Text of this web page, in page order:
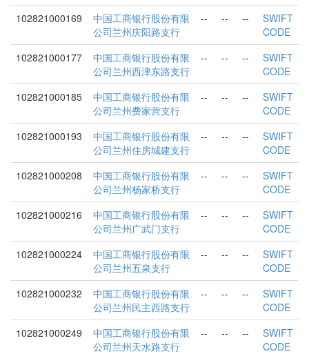
102821000169
中国工商银行股份有限
公司兰州庆阳路支行
-- -- --
SWIFT
CODE
102821000177
中国工商银行股份有限
公司兰州西津东路支行
-- -- --
SWIFT
CODE
102821000185
中国工商银行股份有限
公司兰州费家营支行
-- -- --
SWIFT
CODE
102821000193
中国工商银行股份有限
公司兰州住房城建支行
-- -- --
SWIFT
CODE
102821000208
中国工商银行股份有限
公司兰州杨家桥支行
-- -- --
SWIFT
CODE
102821000216
中国工商银行股份有限
公司兰州广武门支行
-- -- --
SWIFT
CODE
102821000224
中国工商银行股份有限
公司兰州五泉支行
-- -- --
SWIFT
CODE
102821000232
中国工商银行股份有限
公司兰州民主西路支行
-- -- --
SWIFT
CODE
102821000249
中国工商银行股份有限
公司兰州天水路支行
-- -- --
SWIFT
CODE